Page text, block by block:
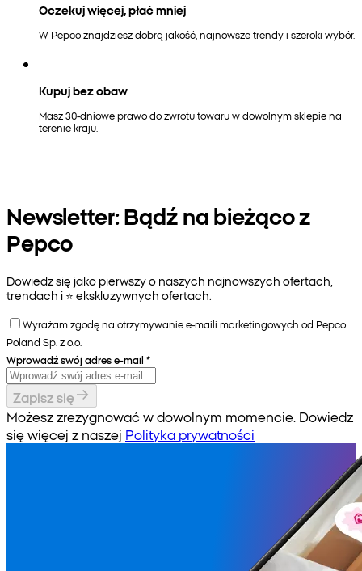
Oczekuj więcej, płać mniej
W Pepco znajdziesz dobrą jakość, najnowsze trendy i szeroki wybór.
Kupuj bez obaw
Masz 30-dniowe prawo do zwrotu towaru w dowolnym sklepie na
terenie kraju.
Newsletter: Bądź na bieżąco z
Pepco
Dowiedz się jako pierwszy o naszych najnowszych ofertach,
trendach i ⭐️ ekskluzywnych ofertach.
Wyrażam zgodę na otrzymywanie e-maili marketingowych od Pepco
Poland Sp. z o.o.
Wprowadź swój adres e-mail *
Zapisz się
Możesz zrezygnować w dowolnym momencie. Dowiedz
się więcej z naszej Polityka prywatności